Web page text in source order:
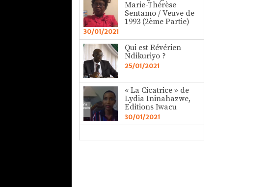
Marie-Thérèse
Sentamo / Veuve de
1993 (2ème Partie)
30/01/2021
Qui est Révérien
Ndikuriyo ?
25/01/2021
« La Cicatrice » de
Lydia Ininahazwe,
Editions Iwacu
30/01/2021